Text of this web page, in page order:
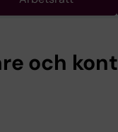
och